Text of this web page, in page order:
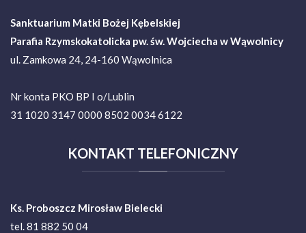
Sanktuarium Matki Bożej Kębelskiej
Parafia Rzymskokatolicka pw. św. Wojciecha w Wąwolnicy
ul. Zamkowa 24, 24-160 Wąwolnica
Nr konta PKO BP I o/Lublin
31 1020 3147 0000 8502 0034 6122
KONTAKT TELEFONICZNY
Ks. Proboszcz Mirosław Bielecki
tel. 81 882 50 04